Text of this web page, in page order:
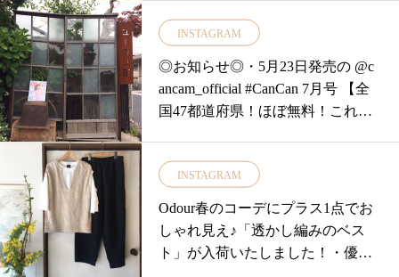
持ちやすすく持ち手の先端のタッセ
両手が使えて便利ですよ♡・・ぜひ
くださいね母の日のギフトラッピ
「傳tutaeeツタエノヒガサ」日傘は
だからこそ意匠と掛け合わせ、それ
り、使い込むほどに良さが現れてい
こうと考えています・・・営業時間
始のみお問い合わせ0852337448・
当店オンラインショップでもご購入
INSTAGRAM
◎お知らせ◎・5月23日発売の @c
ancam_official #CanCan 7月号 【全
国47都道府県！ほぼ無料！これさ
した！ 】の コーナーにユーカリ荘
のレトロな格子ガラスの扉の看板
が掲載されました♪・興味のある方
は是非 ご覧くださいませ♡・@zu
INSTAGRAM
Odour春のコーデにプラス1点でお
しゃれ見え♪「透かし編みのベス
ト」が入荷いたしました！・優し